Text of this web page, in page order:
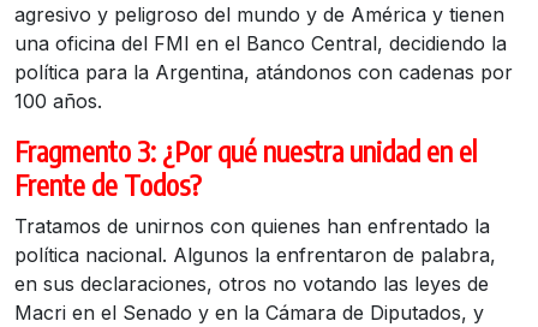
agresivo y peligroso del mundo y de América y tienen
una oficina del FMI en el Banco Central, decidiendo la
política para la Argentina, atándonos con cadenas por
100 años.
Fragmento 3: ¿Por qué nuestra unidad en el
Frente de Todos?
Tratamos de unirnos con quienes han enfrentado la
política nacional. Algunos la enfrentaron de palabra,
en sus declaraciones, otros no votando las leyes de
Macri en el Senado y en la Cámara de Diputados, y